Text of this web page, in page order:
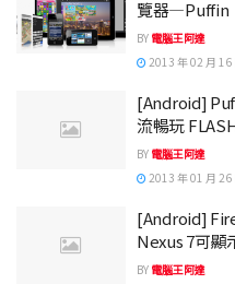
覽器—Puffin
BY 電腦王阿達
2013 年 02 月 16
[Android]
流暢玩
BY 電腦王阿達
2013 年 01 月 26
[Android]
Nexus 7可顯
BY 電腦王阿達